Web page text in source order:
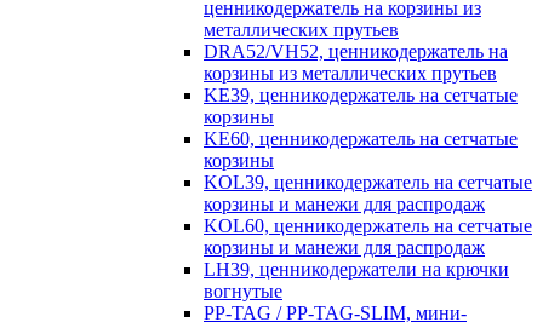
ценникодержатель на корзины из
металлических прутьев
DRA52/VH52, ценникодержатель на
корзины из металлических прутьев
KE39, ценникодержатель на сетчатые
корзины
KE60, ценникодержатель на сетчатые
корзины
KOL39, ценникодержатель на сетчатые
корзины и манежи для распродаж
KOL60, ценникодержатель на сетчатые
корзины и манежи для распродаж
LH39, ценникодержатели на крючки
вогнутые
PP-TAG / PP-TAG-SLIM, мини-